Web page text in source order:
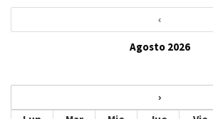
‹
Agosto 2026
›